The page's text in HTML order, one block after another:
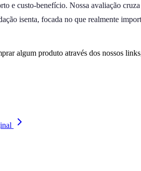
e custo-benefício. Nossa avaliação
isenta, focada no que realmente
algum produto através dos nossos